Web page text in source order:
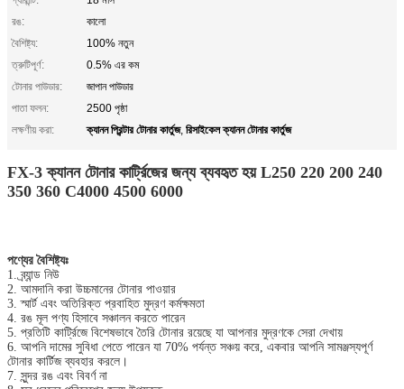
রঙ:
কালো
বৈশিষ্ট্য:
100% নতুন
ত্রুটিপূর্ণ:
0.5% এর কম
টোনার পাউডার:
জাপান পাউডার
পাতা ফলন:
2500 পৃষ্ঠা
লক্ষণীয় করা:
ক্যানন প্রিন্টার টোনার কার্তুজ, রিসাইকেল ক্যানন টোনার কার্তুজ
FX-3 ক্যানন টোনার কার্ট্রিজের জন্য ব্যবহৃত হয় L250 220 200 240
350 360 C4000 4500 6000
পণ্যের বৈশিষ্ট্যঃ
1. ব্র্যান্ড নিউ
2. আমদানি করা উচ্চমানের টোনার পাওয়ার
3. স্মার্ট এবং অতিরিক্ত প্রবাহিত মুদ্রণ কর্মক্ষমতা
4. রঙ মূল পণ্য হিসাবে সঞ্চালন করতে পারেন
5. প্রতিটি কার্ট্রিজে বিশেষভাবে তৈরি টোনার রয়েছে যা আপনার মুদ্রণকে সেরা দেখায়
6. আপনি দামের সুবিধা পেতে পারেন যা 70% পর্যন্ত সঞ্চয় করে, একবার আপনি সামঞ্জস্যপূর্ণ
টোনার কার্টিজ ব্যবহার করলে।
7. সুন্দর রঙ এবং বিবর্ণ না